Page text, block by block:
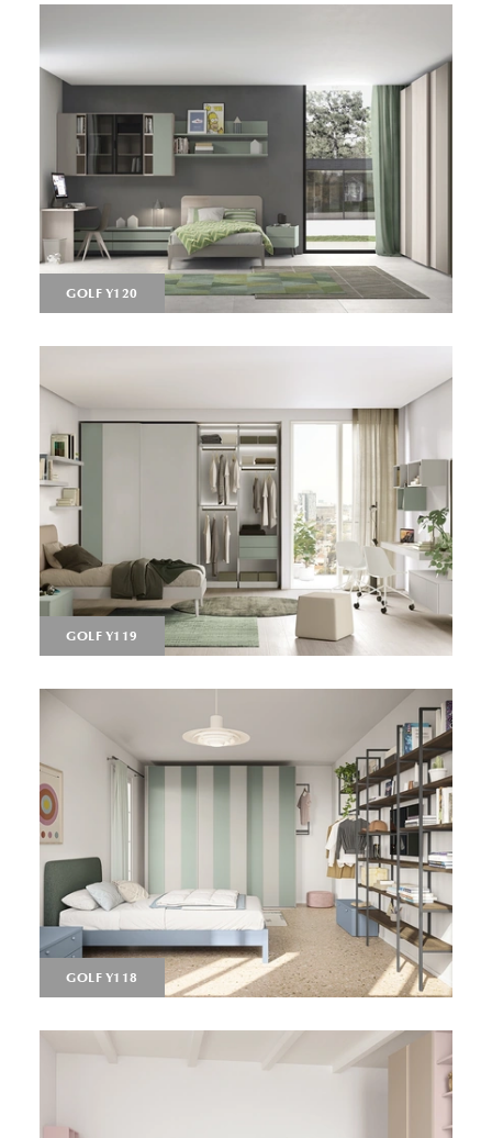
GOLF Y120
GOLF Y119
GOLF Y118